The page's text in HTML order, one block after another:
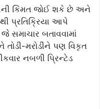
કિંમત જોઈ શકે છે અને
પ્રતિક્રિયા આપે
સમાચાર બતાવવામાં
મરોડીને પણ વિકૃત
નબળી પ્રિન્ટેડ